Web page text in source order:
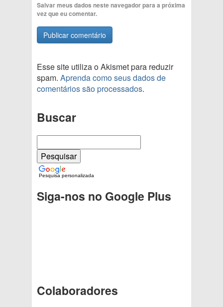
Salvar meus dados neste navegador para a próxima
vez que eu comentar.
Esse site utiliza o Akismet para reduzir
spam. Aprenda como seus dados de
comentários são processados.
Buscar
Pesquisa personalizada
Siga-nos no Google Plus
Colaboradores